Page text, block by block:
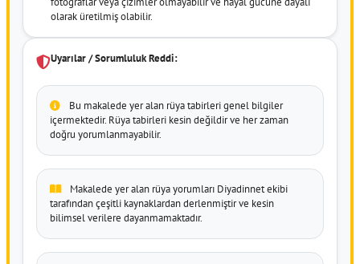
olarak üretilmiş olabilir.
Uyarılar / Sorumluluk Reddi:
Bu makalede yer alan rüya tabirleri genel bilgiler
içermektedir. Rüya tabirleri kesin değildir ve her zaman
doğru yorumlanmayabilir.
Makalede yer alan rüya yorumları Diyadinnet ekibi
tarafından çeşitli kaynaklardan derlenmiştir ve kesin
bilimsel verilere dayanmamaktadır.